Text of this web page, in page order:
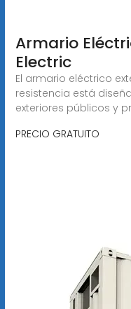
Armario
Electric
El armario eléctrico
resistencia está
exteriores públicos y
PRECIO GRATUITO